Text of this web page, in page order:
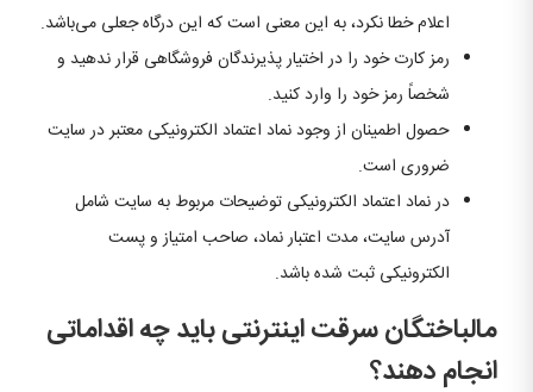
اعلام خطا نکرد، به این معنی است که این درگاه جعلی می‌باشد.
رمز کارت خود را در اختیار پذیرندگان فروشگاهی قرار ندهید و
شخصاً رمز خود را وارد کنید.
حصول اطمینان از وجود نماد اعتماد الکترونیکی معتبر در سایت
ضروری است.
در نماد اعتماد الکترونیکی توضیحات مربوط به سایت شامل
آدرس سایت، مدت اعتبار نماد، صاحب امتیاز و پست
الکترونیکی ثبت شده باشد.
مالباختگان سرقت اینترنتی باید چه اقداماتی
انجام دهند؟